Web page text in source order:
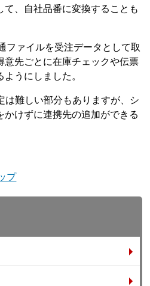
て、自社品番に変換することも
ファイルを受注データとして取
意先ごとに在庫チェックや伝票
うにしました。
は難しい部分もありますが、シ
かけずに連携先の追加ができる
プ